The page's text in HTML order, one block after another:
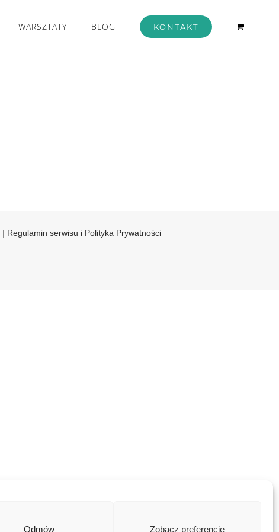
Odmów Zobacz preferencje
WARSZTATY BLOG KONTAKT
| Regulamin serwisu i Polityka Prywatności